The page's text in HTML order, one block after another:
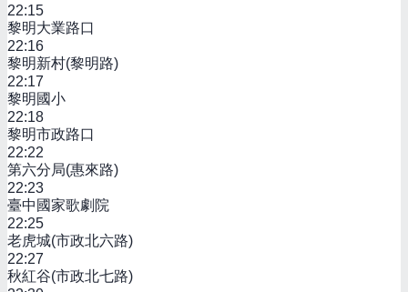
22:15
黎明大業路口
22:16
黎明新村(黎明路)
22:17
黎明國小
22:18
黎明市政路口
22:22
第六分局(惠來路)
22:23
臺中國家歌劇院
22:25
老虎城(市政北六路)
22:27
秋紅谷(市政北七路)